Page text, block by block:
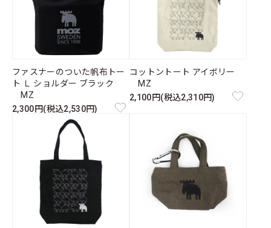
ファスナーのついた帆布トー
ト Ｌ ショルダー ブラック
MZ
2,300円(税込2,530円)
コットントート アイボリー
MZ
2,100円(税込2,310円)